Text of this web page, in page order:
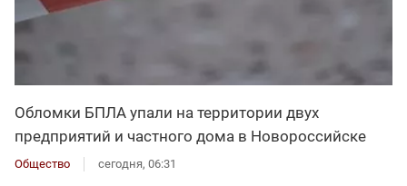
Обломки БПЛА упали на территории двух
предприятий и частного дома в Новороссийске
Общество сегодня, 06:31